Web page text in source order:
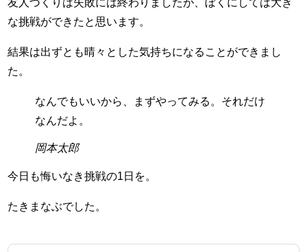
友人づくりは失敗には終わりましたが、ぼくにしては大き
な挑戦ができたと思います。
結果は出ずとも晴々とした気持ちになることができまし
た。
なんでもいいから、まずやってみる。それだけ
なんだよ。
岡本太郎
今日も悔いなき挑戦の1日を。
たきまなぶでした。